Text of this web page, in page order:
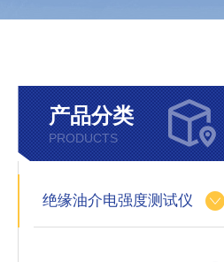
产品分类
PRODUCTS
绝缘油介电强度测试仪